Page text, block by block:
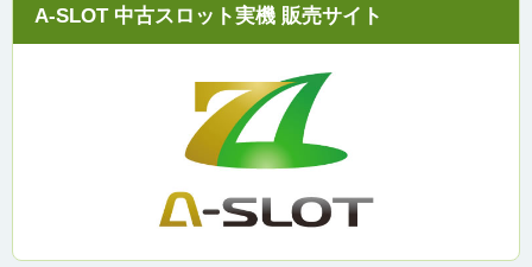
A-SLOT 中古スロット実機 販売サイト